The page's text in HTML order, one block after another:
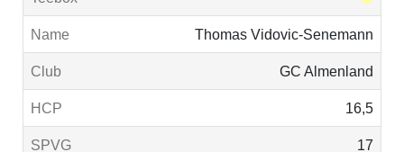
Thomas Vidovic-Senemann
GC Almenland
16,5
17